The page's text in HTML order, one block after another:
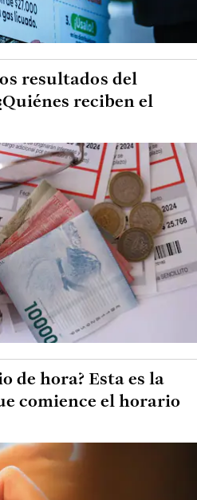
resultados del
reciben el
de hora? Esta es la
comience el horario